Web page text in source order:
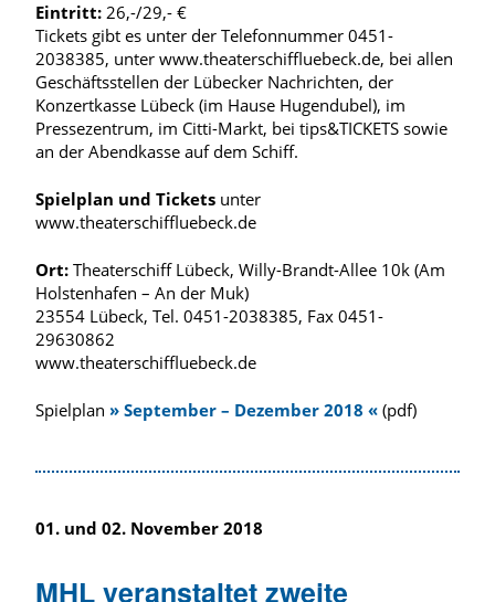
Eintritt: 26,-/29,- €
Tickets gibt es unter der Telefonnummer 0451-
2038385, unter www.theaterschiffluebeck.de, bei allen
Geschäftsstellen der Lübecker Nachrichten, der
Konzertkasse Lübeck (im Hause Hugendubel), im
Pressezentrum, im Citti-Markt, bei tips&TICKETS sowie
an der Abendkasse auf dem Schiff.
Spielplan und Tickets unter
www.theaterschiffluebeck.de
Ort: Theaterschiff Lübeck, Willy-Brandt-Allee 10k (Am
Holstenhafen – An der Muk)
23554 Lübeck, Tel. 0451-2038385, Fax 0451-
29630862
www.theaterschiffluebeck.de
Spielplan » September – Dezember 2018 « (pdf)
01. und 02. November 2018
MHL veranstaltet zweite